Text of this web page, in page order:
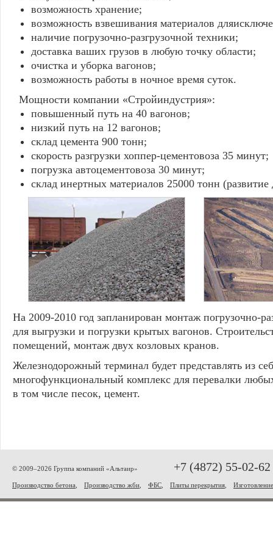
возможность хранение;
возможность взвешивания материалов
наличие погрузочно-разгрузочной техники;
доставка ваших грузов в любую точку области;
очистка и уборка вагонов;
возможность работы в ночное время суток.
Мощности компании «Стройиндустрия»:
повышенный путь на 40 вагонов;
низкий путь на 12 вагонов;
склад цемента 900 тонн;
скорость разгрузки хоппер-цементовоза 35 минут;
погрузка автоцементовоза 30 минут;
склад инертных материалов 25000 тонн
На 2009-2010 год запланирован монтаж погрузочно-
для выгрузки и погрузки крытых вагонов.
помещений, монтаж двух козловых кранов.
Железнодорожный терминал будет представлять из
многофункциональный комплекс для перевалки
в том числе песок, цемент.
© 2009–2026 Группа компаний «Альтаир»
Производство бетона Производство жби ФБС Плиты перекрытия
+7 (4872) 55-02-62